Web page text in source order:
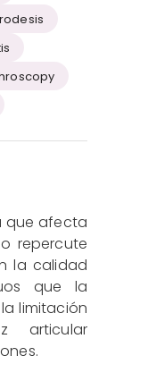
que afecta
repercute
la calidad
que la
limitación
articular